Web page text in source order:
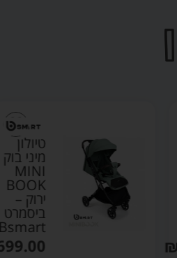
טיולון
מיני בוק
MINI
BOOK
ירוק –
ביסמרט
Bsmart
699.00